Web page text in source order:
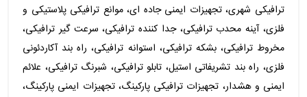
ترافیکی شهری، تجهیزات ایمنی جاده ای، موانع ترافیکی پلاستیکی و
فلزی، آینه محدب ترافیکی، جدا کننده ترافیکی، سرعت گیر ترافیکی،
مخروط ترافیکی، بشکه ترافیکی، استوانه ترافیکی، راه بند آکاردئونی
فلزی، راه بند تشریفاتی استیل، تابلو ترافیکی، شبرنگ ترافیکی، علائم
ایمنی و هشدار، تجهیزات ترافیکی پارکینگ، تجهیزات ایمنی پارکینگ،